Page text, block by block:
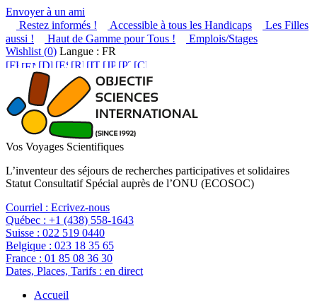
Envoyer à un ami
Restez informés !
Accessible à tous les Handicaps
Les Filles
aussi !
Haut de Gamme pour Tous !
Emplois/Stages
Wishlist (0) Langue : FR
Vos Voyages Scientifiques
L’inventeur des séjours de recherches participatives et solidaires
Statut Consultatif Spécial auprès de l’ONU (ECOSOC)
Courriel : Ecrivez-nous
Québec : +1 (438) 558-1643
Suisse : 022 519 0440
Belgique : 023 18 35 65
France : 01 85 08 36 30
Dates, Places, Tarifs : en direct
Accueil